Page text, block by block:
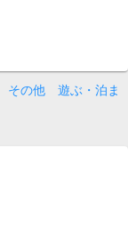
その他 遊ぶ・泊ま